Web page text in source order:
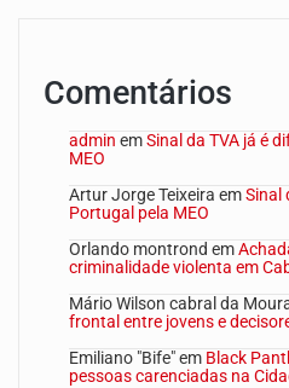
Comentários
admin emSinal da TVA já é
MEO
Artur Jorge Teixeira emSinal
Portugal pela MEO
Orlando montrond em
criminalidade violenta em
Mário Wilson cabral da
frontal entre jovens e
Emiliano "Bife"em Black
pessoas carenciadas na